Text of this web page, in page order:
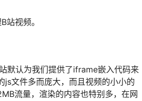
视频。
默认为我们提供了iframe嵌入代码来
文件多而庞大，而且视频的小小的
流量，渲染的内容也特别多，在网